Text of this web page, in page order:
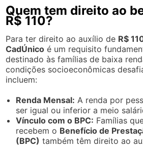
Quem tem direito ao
R$ 110?
Para ter direito ao auxílio de R$
CadÚnico é um requisito
destinado às famílias de baixa
condições socioeconômicas
incluem:
Renda Mensal: A renda por
ser igual ou inferior a meio
Vínculo com o BPC: Famílias
recebem o Benefício de
(BPC) também têm direito ao